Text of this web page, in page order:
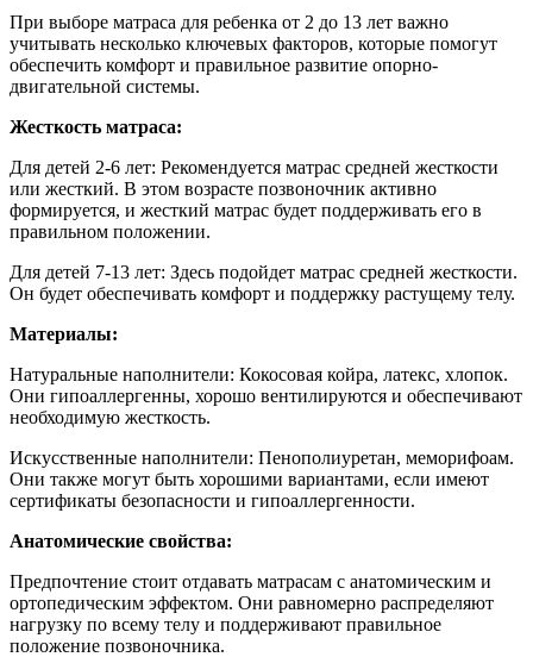
При выборе матраса для ребенка от 2 до 13 лет важно
учитывать несколько ключевых факторов, которые помогут
обеспечить комфорт и правильное развитие опорно-
двигательной системы.
Жесткость матраса:
Для детей 2-6 лет: Рекомендуется матрас средней жесткости
или жесткий. В этом возрасте позвоночник активно
формируется, и жесткий матрас будет поддерживать его в
правильном положении.
Для детей 7-13 лет: Здесь подойдет матрас средней жесткости.
Он будет обеспечивать комфорт и поддержку растущему телу.
Материалы:
Натуральные наполнители: Кокосовая койра, латекс, хлопок.
Они гипоаллергенны, хорошо вентилируются и обеспечивают
необходимую жесткость.
Искусственные наполнители: Пенополиуретан, меморифоам.
Они также могут быть хорошими вариантами, если имеют
сертификаты безопасности и гипоаллергенности.
Анатомические свойства:
Предпочтение стоит отдавать матрасам с анатомическим и
ортопедическим эффектом. Они равномерно распределяют
нагрузку по всему телу и поддерживают правильное
положение позвоночника.